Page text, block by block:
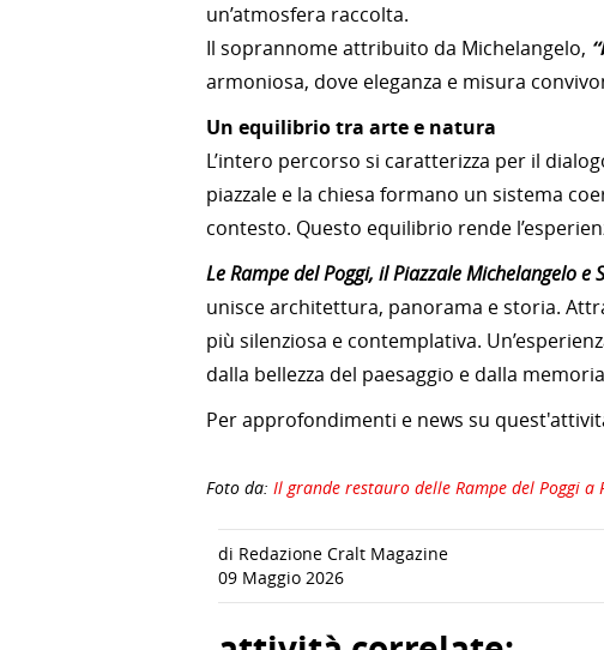
un’atmosfera raccolta.
Il soprannome attribuito da Michelangelo,
armoniosa, dove eleganza e misura
Un equilibrio tra arte e natura
L’intero percorso si caratterizza per il
piazzale e la chiesa formano un sistema
contesto. Questo equilibrio rende
Le Rampe del Poggi, il Piazzale Michelangelo e
unisce architettura, panorama e storia.
più silenziosa e contemplativa.
dalla bellezza del paesaggio e dalla
Per approfondimenti e news su
Foto da: Il grande restauro delle Rampe del Poggi a
di Redazione Cralt Magazine
09 Maggio 2026